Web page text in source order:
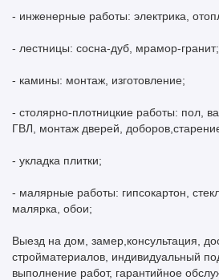
- инженерные работы: электрика,
- лестницы: сосна-дуб, мрамор-гранит;
- камины: монтаж, изготовление;
- столярно-плотницкие работы: пол,
ГВЛ, монтаж дверей,
- укладка плитки;
- малярные работы: гипсокартон,
малярка, обои;
Выезд на дом, замер,консультация,
стройматериалов, индивидуальный
выполнение работ, гарантийное